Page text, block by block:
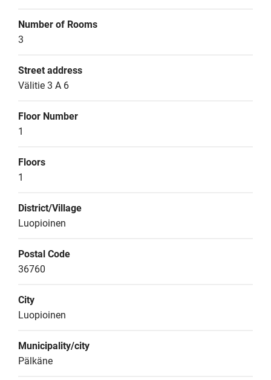
Number of Rooms
3
Street address
Välitie 3 A 6
Floor Number
1
Floors
1
District/Village
Luopioinen
Postal Code
36760
City
Luopioinen
Municipality/city
Pälkäne